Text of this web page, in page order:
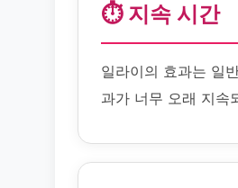
⏱️ 지속 시간
일라이의 효과는 일
과가 너무 오래 지속